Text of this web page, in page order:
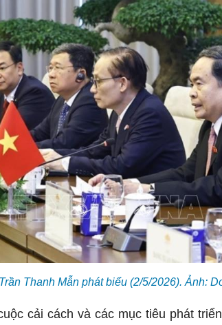
Thanh Mẫn phát biểu (2/5/2026). Ảnh:
cải cách và các mục tiêu phát